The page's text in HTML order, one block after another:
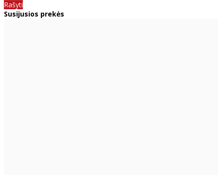
Rašyti
Susijusios prekės